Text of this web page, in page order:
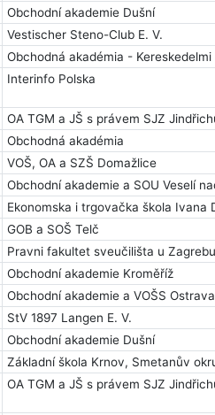
Obchodní akademie Dušní
Vestischer Steno-Club E. V.
Obchodná akadémia - Kereskedelmi
Interinfo Polska
OA TGM a JŠ s právem SJZ
Obchodná akadémia
VOŠ, OA a SZŠ Domažlice
Obchodní akademie a SOU Veselí
Ekonomska i trgovačka škola Ivana
GOB a SOŠ Telč
Pravni fakultet sveučilišta u
Obchodní akademie Kroměříž
Obchodní akademie a VOŠS
StV 1897 Langen E. V.
Obchodní akademie Dušní
Základní škola Krnov, Smetanův
OA TGM a JŠ s právem SJZ